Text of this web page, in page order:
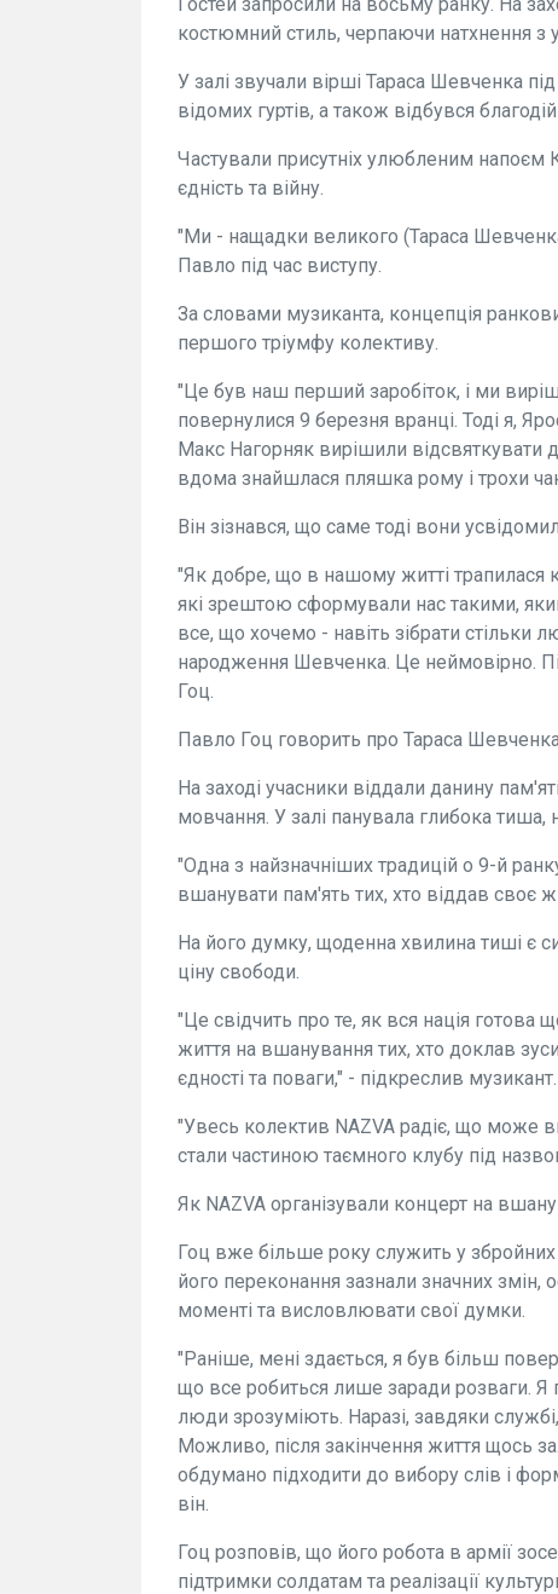
костюмний стиль, черпаючи натхнення з
У залі звучали вірші Тараса Шевченка
відомих гуртів, а також відбувся
Частували присутніх улюбленим напоєм
єдність та війну.
"Ми - нащадки великого (Тараса
Павло під час виступу.
За словами музиканта, концепція
першого тріумфу колективу.
"Це був наш перший заробіток, і ми
повернулися 9 березня вранці. Тоді я,
Макс Нагорняк вирішили
вдома знайшлася пляшка рому і трохи
Він зізнався, що саме тоді вони
"Як добре, що в нашому житті трапилася
які зрештою сформували нас такими,
все, що хочемо - навіть зібрати стільки
народження Шевченка. Це неймовірно.
Гоц.
Павло Гоц говорить про Тараса
На заході учасники віддали данину
мовчання. У залі панувала глибока тиша,
"Одна з найзначніших традицій о 9-й
вшанувати пам'ять тих, хто віддав своє
На його думку, щоденна хвилина тиші є
ціну свободи.
"Це свідчить про те, як вся нація готова
життя на вшанування тих, хто доклав
єдності та поваги," - підкреслив музикант.
"Увесь колектив NAZVA радіє, що може
стали частиною таємного клубу під
Як NAZVA організували концерт на
Гоц вже більше року служить у збройних
його переконання зазнали значних змін,
моменті та висловлювати свої думки.
"Раніше, мені здається, я був більш
що все робиться лише заради розваги.
люди зрозуміють. Наразі, завдяки
Можливо, після закінчення життя щось
обдумано підходити до вибору слів і
він.
Гоц розповів, що його робота в армії
підтримки солдатам та реалізації